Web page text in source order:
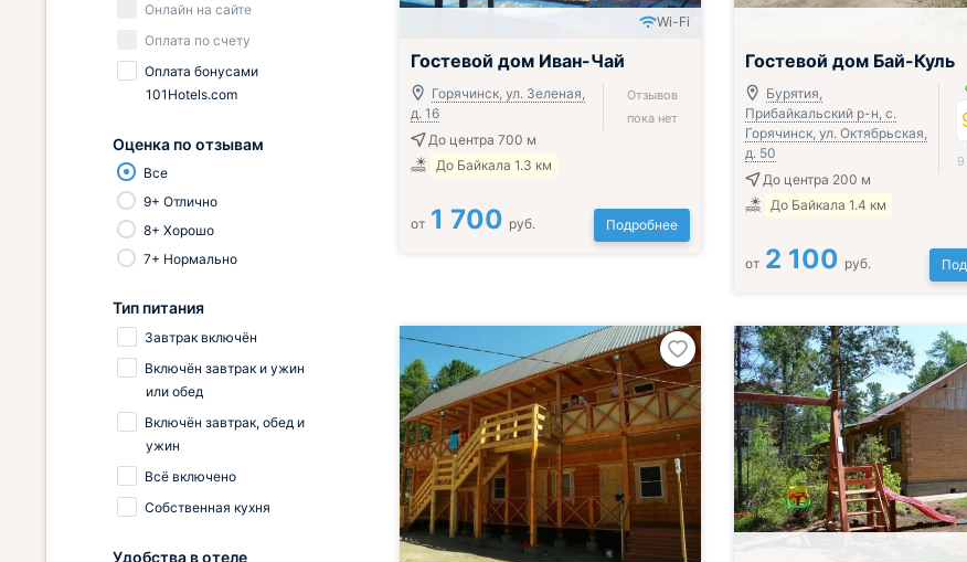
Wi-Fi
Гостевой дом Иван-Чай
Горячинск, ул. Зеленая,
д. 16
До центра 700 м
До Байкала 1.3 км
Отзывов
пока нет
от 1 700 руб. Подробнее
Гостевой дом Бай-Куль
Бурятия,
Прибайкальский р-н, с.
Горячинск, ул. Октябрьская,
д. 50
До центра 200 м
До Байкала 1.4 км
от 2 100 руб.
Онлайн на сайте
Оплата по счету
Оплата бонусами
101Hotels.com
Оценка по отзывам
Все
9+ Отлично
8+ Хорошо
7+ Нормально
Тип питания
Завтрак включён
Включён завтрак и ужин
или обед
Включён завтрак, обед и
ужин
Всё включено
Собственная кухня
Удобства в отеле